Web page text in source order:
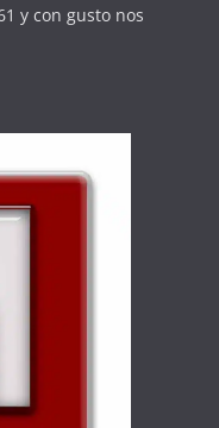
y con gusto nos